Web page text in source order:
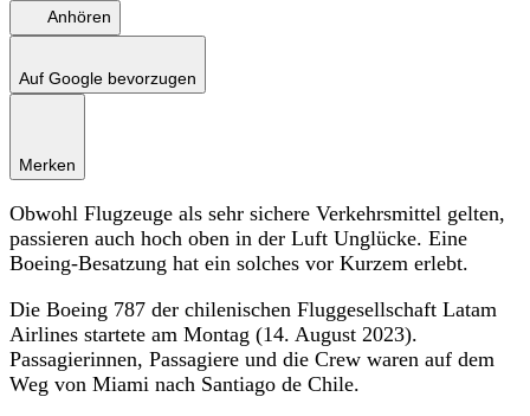
Anhören
Auf Google bevorzugen
Merken
Obwohl Flugzeuge als sehr sichere Verkehrsmittel gelten,
passieren auch hoch oben in der Luft Unglücke. Eine
Boeing-Besatzung hat ein solches vor Kurzem erlebt.
Die Boeing 787 der chilenischen Fluggesellschaft Latam
Airlines startete am Montag (14. August 2023).
Passagierinnen, Passagiere und die Crew waren auf dem
Weg von Miami nach Santiago de Chile.